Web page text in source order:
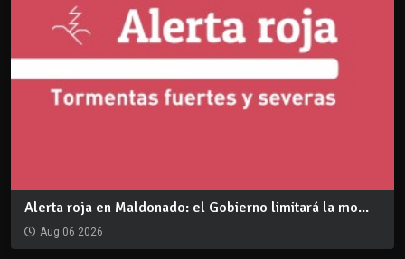
Alerta roja en Maldonado: el Gobierno limitará la mo...
Aug 06 2026